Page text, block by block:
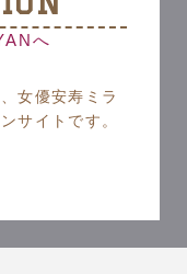
へ
女優安寿ミラ
サイトです。